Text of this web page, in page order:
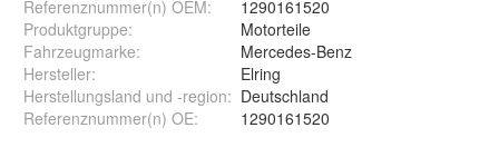
Referenznummer(n) OEM:
1290161520
Produktgruppe:
Motorteile
Fahrzeugmarke:
Mercedes-Benz
Hersteller:
Elring
Herstellungsland und -region: Deutschland
Referenznummer(n) OE: 1290161520